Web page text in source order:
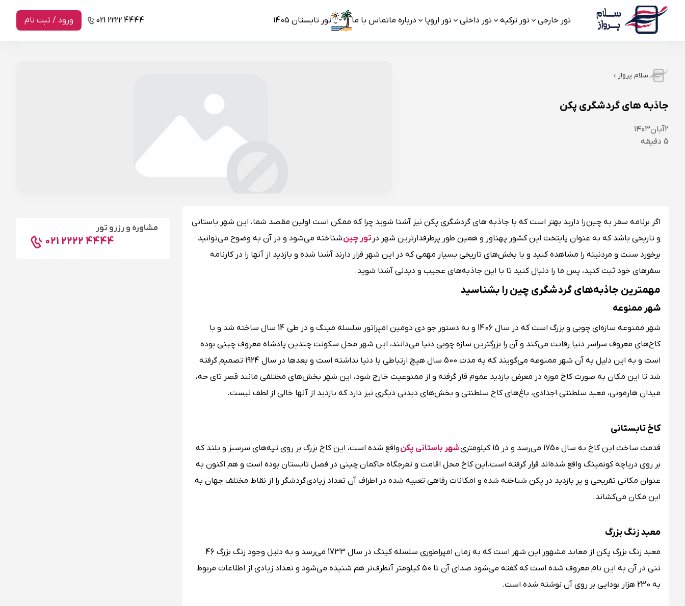
تور خارجی تور ترکیه تور داخلی تور اروپا درباره ماتماس با ما تور تابستان 1405 021 2222 4444 ورود / ثبت نام
سلام پرواز
جاذبه های گردشگری پکن
۲آبان۱۴۰۳
5 دقیقه
اگر برنامه سفر به چین را دارید بهتر است که با جاذبه های گردشگری پکن نیز آشنا شوید چرا که ممکن است اولین مقصد شما، این شهر باستانی
و تاریخی باشد که به عنوان پایتخت این کشور پهناور و همین طور پرطرفدارترین شهر در تور چینشناخته می‌شود و در آن به وضوح می‌توانید
برخورد سنت و مردنیته را مشاهده کنید و با بخش‌های تاریخی بسیار مهمی که در این شهر قرار دارند آشنا شده و بازدید از آنها را در کارنامه
سفرهای خود ثبت کنید، پس ما را دنبال کنید تا با این جاذبه‌های عجیب و دیدنی آشنا شوید.
مهمترین جاذبه‌های گردشگری چین را بشناسید
شهر ممنوعه
شهر ممنوعه سازه‌ای چوبی و بزرگ است که در سال 1406 و به دستور جو دی دومین امپراتور سلسله مینگ و در طی 14 سال ساخته شد و با
کاخ‌های معروف سراسر دنیا رقابت می‌کند و آن را بزرگترین سازه چوبی دنیا می‌دانند، این شهر محل سکونت چندین پادشاه معروف چینی بوده
است و به این دلیل به آن شهر ممنوعه می‌گویند که به مدت 500 سال هیچ ارتباطی با دنیا نداشته است و بعدها در سال 1924 تصمیم گرفته
شد تا این مکان به صورت کاخ موزه در معرض بازدید عموم قار گرفته و از ممنوعیت خارج شود، این شهر بخش‌های مختلفی مانند قصر تای حه،
میدان هارمونی، معبد سلطنتی اجدادی، باغ‌های کاخ سلطنتی و بخش‌های دیدنی دیگری نیز دارد که بازدید از آنها خالی از لطف نیست.
کاخ تابستانی
قدمت ساخت این کاخ به سال 1750 می‌رسد و در 15 کیلومتری شهر باستانی پکنواقع شده است، این کاخ بزرگ بر روی تپه‌های سرسبز و بلند که
بر روی دریاچه کونمینگ واقع شده‌اند قرار گرفته است، این کاخ محل اقامت و تفرجگاه حاکمان چینی در فصل تابستان بوده است و هم اکنون به
عنوان مکانی تفریحی و پر بازدید در پکن شناخته شده و امکانات رفاهی تعبیه شده در اطراف آن تعداد زیادی گردشگر را از نقاط مختلف جهان به
این مکان می‌کشاند.
معبد زنگ بزرگ
معبد زنگ بزرگ پکن از معابد مشهور این شهر است که به زمان امپراطوری سلسله کینگ در سال 1733 می‌رسد و به دلیل وجود زنگ بزرگ 46
تنی در آن به این نام معروف شده است که گفته می‌شود صدای آن تا 50 کیلومتر آنطرف‌تر هم شنیده می‌شود و تعداد زیادی از اطلاعات مربوط
به 230 هزار بودایی بر روی آن نوشته شده است.
مشاوره و رزرو تور
021 2222 4444